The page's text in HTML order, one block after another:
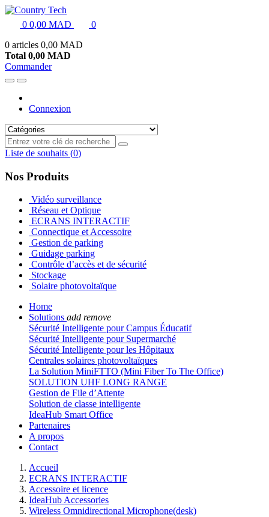
0 0,00 MAD
0
0 articles 0,00 MAD
Total 0,00 MAD
Commander
Connexion
Liste de souhaits (0)
Nos Produits
Vidéo surveillance
Réseau et Optique
ECRANS INTERACTIF
Connectique et Accessoire
Gestion de parking
Guidage parking
Contrôle d’accès et de sécurité
Stockage
Solaire photovoltaïque
Home
Solutions add remove
Sécurité Intelligente pour Campus Éducatif
Sécurité Intelligente pour Supermarché
Sécurité Intelligente pour les Hôpitaux
Centrales solaires photovoltaïques
La Solution MiniFTTO (Mini Fiber To The Office)
SOLUTION UHF LONG RANGE
Gestion de File d’Attente
Solution de classe intelligente
IdeaHub Smart Office
Partenaires
A propos
Contact
Accueil
ECRANS INTERACTIF
Accessoire et licence
IdeaHub Accessories
Wireless Omnidirectional Microphone(desk)